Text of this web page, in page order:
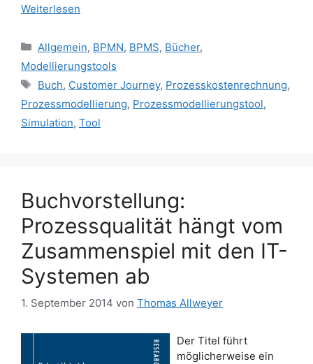
Weiterlesen
Kategorien
Allgemein, BPMN, BPMS, Bücher,
Modellierungstools
Schlagwörter
Buch, Customer Journey, Prozesskostenrechnung,
Prozessmodellierung, Prozessmodellierungstool,
Simulation, Tool
Buchvorstellung:
Prozessqualität hängt vom
Zusammenspiel mit den IT-
Systemen ab
1. September 2014 von Thomas Allweyer
Der Titel führt
möglicherweise ein